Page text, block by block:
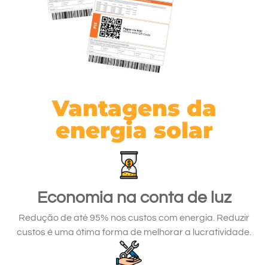
Vantagens da
energia solar
Economia na conta de luz
Redução de até 95% nos custos com energia. Reduzir
custos é uma ótima forma de melhorar a lucratividade.